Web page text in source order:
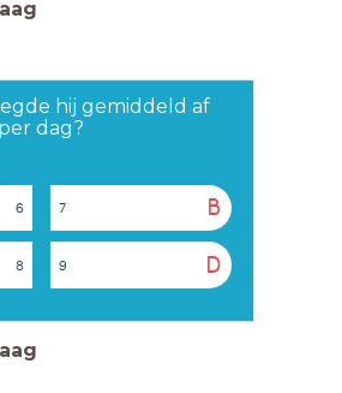
hij gemiddeld af
per dag?
6 B
7
8 D
9